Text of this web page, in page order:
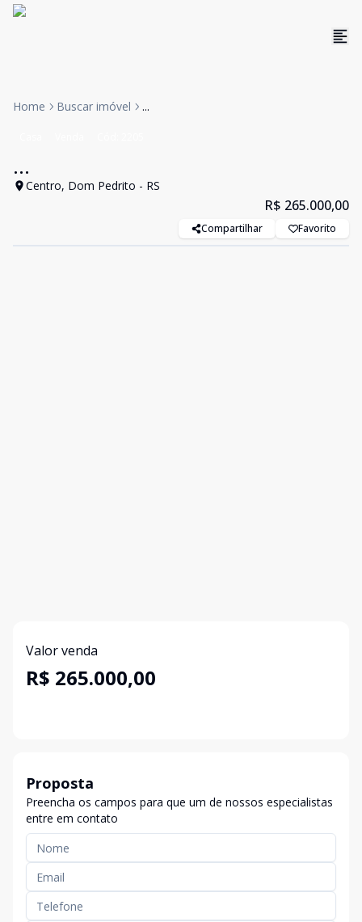
Home Buscar imóvel ...
...
Centro, Dom Pedrito - RS
R$ 265.000,00
Compartilhar Favorito
Valor venda
R$ 265.000,00
Proposta
Preencha os campos para que um de nossos especialistas
entre em contato